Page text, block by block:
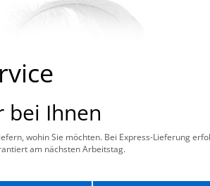
bei Ihnen
wohin Sie möchten. Bei Express-Lieferung
am nächsten Arbeitstag.